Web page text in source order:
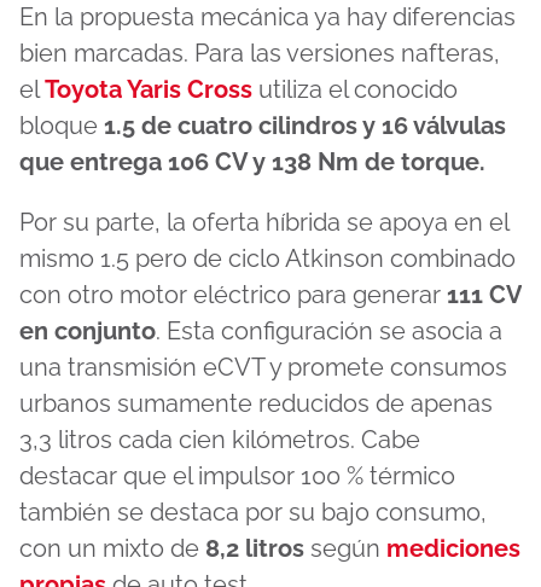
En la propuesta mecánica ya hay diferencias
bien marcadas. Para las versiones nafteras,
elToyota Yaris Cross utiliza el conocido
bloque 1.5 de cuatro cilindros y 16 válvulas
que entrega 106 CV y 138 Nm de torque.
Por su parte, la oferta híbrida se apoya en el
mismo 1.5 pero de ciclo Atkinson combinado
con otro motor eléctrico para generar 111 CV
en conjunto. Esta configuración se asocia a
una transmisión eCVT y promete consumos
urbanos sumamente reducidos de apenas
3,3 litros cada cien kilómetros. Cabe
destacar que el impulsor 100 % térmico
también se destaca por su bajo consumo,
con un mixto de 8,2 litros según mediciones